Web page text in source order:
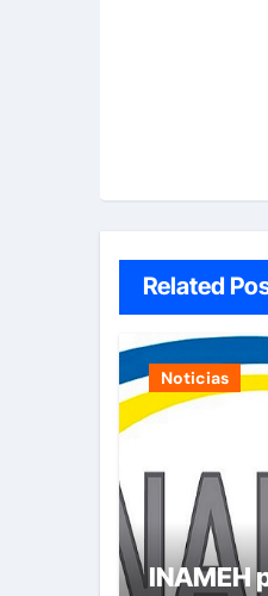
Related
Noticias
INAMEH